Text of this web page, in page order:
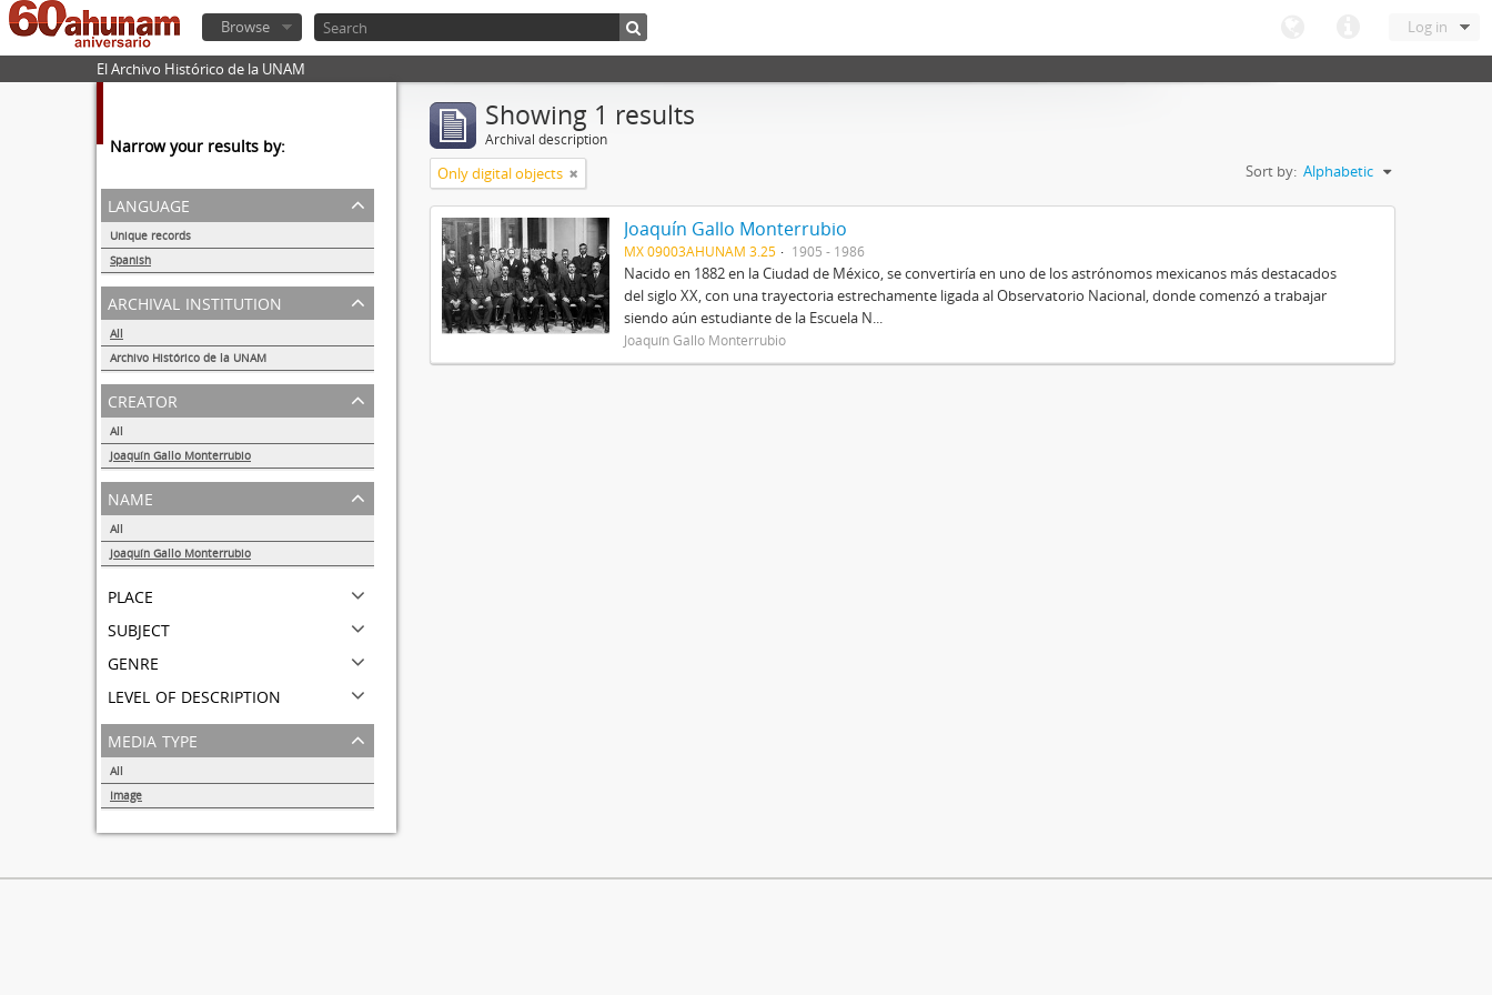
Log in
Browse
El Archivo Histórico de la UNAM
Narrow your results by:
language
Unique records
Spanish
1
archival institution
All
Archivo Histórico de la UNAM
1
creator
All
Joaquín Gallo Monterrubio
1
name
All
Joaquín Gallo Monterrubio
place
subject
genre
level of description
media type
All
Image
Showing 1 results
Archival description
Only digital objects Sort by: Alphabetic
Joaquín Gallo Monterrubio
MX 09003AHUNAM 3.25 1905 - 1986
Nacido en 1882 en la Ciudad de México, se convertiría en uno de los astrónomos mexicanos más destacados
del siglo XX, con una trayectoria estrechamente ligada al Observatorio Nacional, donde comenzó a trabajar
siendo aún estudiante de la Escuela N...
Joaquín Gallo Monterrubio